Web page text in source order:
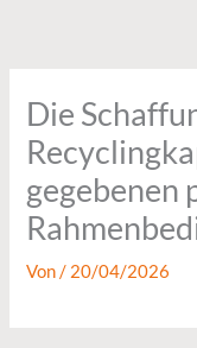
Die
gegebenen
Von/ 20/04/2026